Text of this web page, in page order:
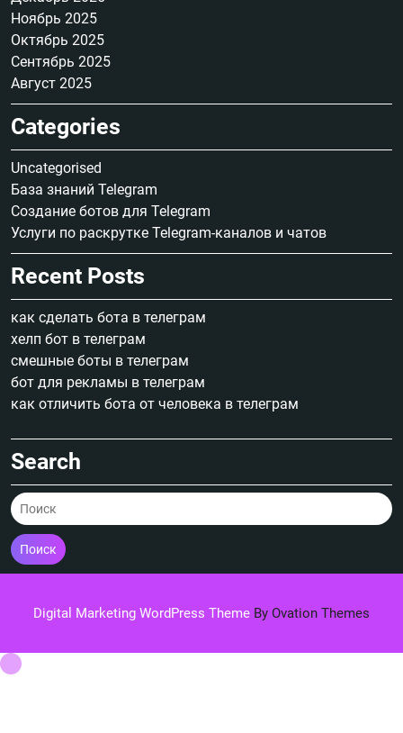
Ноябрь 2025
Октябрь 2025
Сентябрь 2025
Август 2025
Categories
Uncategorised
База знаний Telegram
Создание ботов для Telegram
Услуги по раскрутке Telegram-каналов и чатов
Recent Posts
как сделать бота в телеграм
хелп бот в телеграм
смешные боты в телеграм
бот для рекламы в телеграм
как отличить бота от человека в телеграм
Search
Поиск
Digital Marketing WordPress Theme By Ovation Themes